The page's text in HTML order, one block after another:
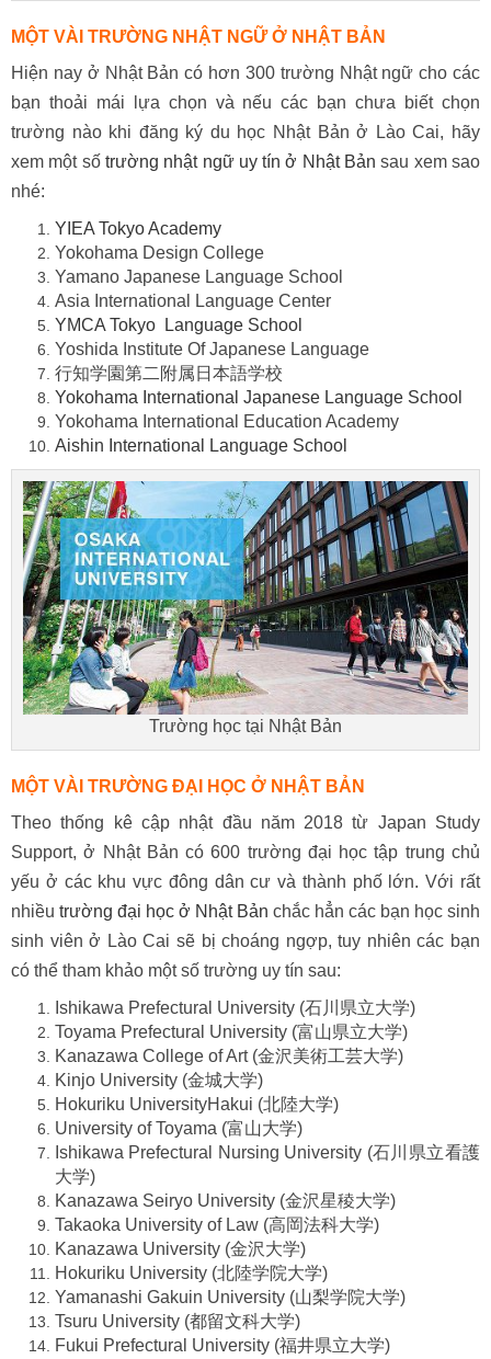
MỘT VÀI TRƯỜNG NHẬT NGỮ Ở NHẬT BẢN
Hiện nay ở Nhật Bản có hơn 300 trường Nhật ngữ cho các
bạn thoải mái lựa chọn và nếu các bạn chưa biết chọn
trường nào khi đăng ký du học Nhật Bản ở Lào Cai, hãy
xem một số trường nhật ngữ uy tín ở Nhật Bản sau xem sao
nhé:
YIEA Tokyo Academy
Yokohama Design College
Yamano Japanese Language School
Asia International Language Center
YMCA Tokyo Language School
Yoshida Institute Of Japanese Language
行知学園第二附属日本語学校
Yokohama International Japanese Language School
Yokohama International Education Academy
Aishin International Language School
Trường học tại Nhật Bản
MỘT VÀI TRƯỜNG ĐẠI HỌC Ở NHẬT BẢN
Theo thống kê cập nhật đầu năm 2018 từ Japan Study
Support, ở Nhật Bản có 600 trường đại học tập trung chủ
yếu ở các khu vực đông dân cư và thành phố lớn. Với rất
nhiều trường đại học ở Nhật Bản chắc hẳn các bạn học sinh
sinh viên ở Lào Cai sẽ bị choáng ngợp, tuy nhiên các bạn
có thể tham khảo một số trường uy tín sau:
Ishikawa Prefectural University (石川県立大学)
Toyama Prefectural University (富山県立大学)
Kanazawa College of Art (金沢美術工芸大学)
Kinjo University (金城大学)
Hokuriku UniversityHakui (北陸大学)
University of Toyama (富山大学)
Ishikawa Prefectural Nursing University (石川県立看護
大学)
Kanazawa Seiryo University (金沢星稜大学)
Takaoka University of Law (高岡法科大学)
Kanazawa University (金沢大学)
Hokuriku University (北陸学院大学)
Yamanashi Gakuin University (山梨学院大学)
Tsuru University (都留文科大学)
Fukui Prefectural University (福井県立大学)